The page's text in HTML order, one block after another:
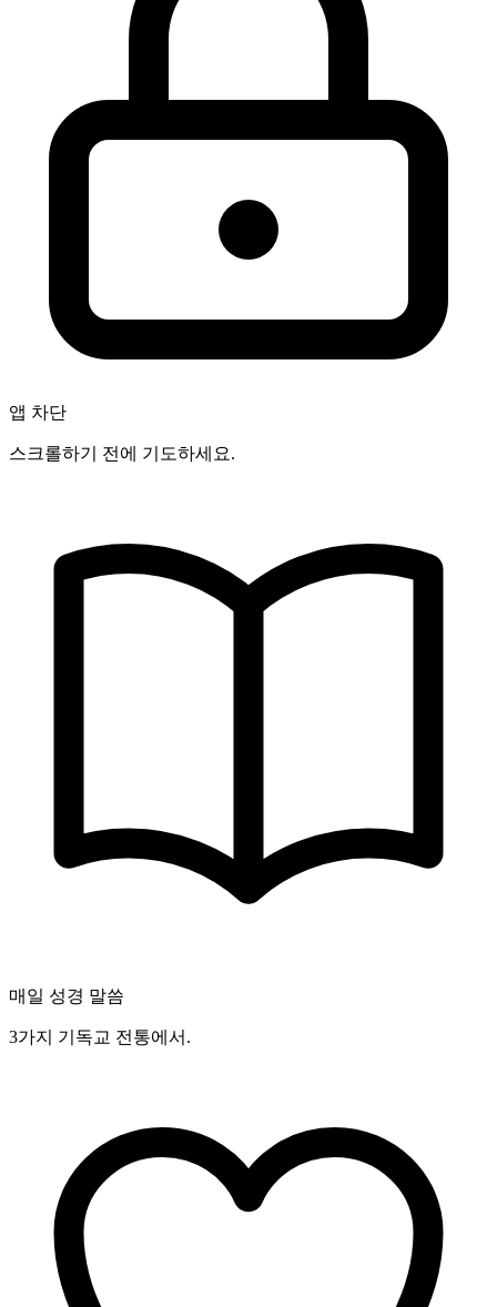
앱 차단
스크롤하기 전에 기도하세요.
매일 성경 말씀
3가지 기독교 전통에서.